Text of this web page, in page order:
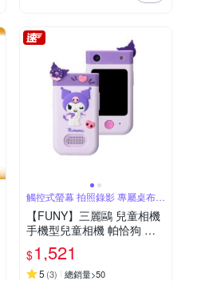
觸控式螢幕 拍照錄影 專屬桌布相
框
【FUNY】三麗鷗 兒童相機
手機型兒童相機 帕恰狗 大
耳狗 酷洛米
$1,521
5 (3) 總銷量>50